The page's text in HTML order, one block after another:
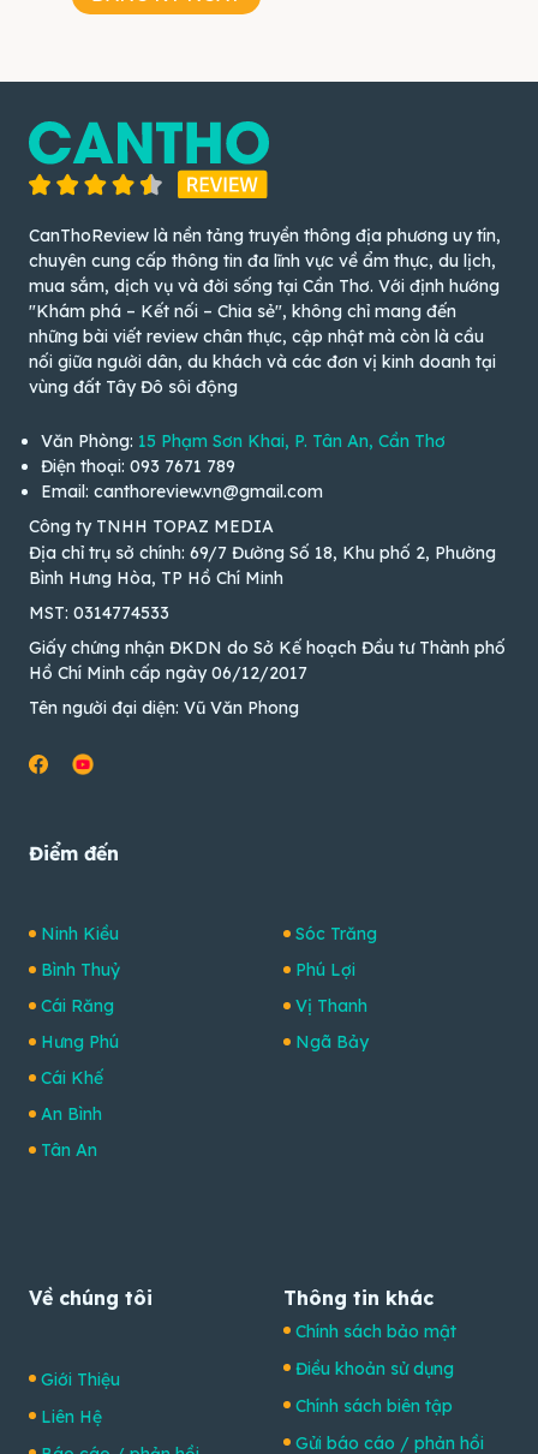
CanThoReview là nền tảng truyền thông địa phương uy tín,
chuyên cung cấp thông tin đa lĩnh vực về ẩm thực, du lịch,
mua sắm, dịch vụ và đời sống tại Cần Thơ. Với định hướng
"Khám phá – Kết nối – Chia sẻ", không chỉ mang đến
những bài viết review chân thực, cập nhật mà còn là cầu
nối giữa người dân, du khách và các đơn vị kinh doanh tại
vùng đất Tây Đô sôi động
Văn Phòng: 15 Phạm Sơn Khai, P. Tân An, Cần Thơ
Điện thoại: 093 7671 789
Email: canthoreview.vn@gmail.com
Công ty TNHH TOPAZ MEDIA
Địa chỉ trụ sở chính: 69/7 Đường Số 18, Khu phố 2, Phường
Bình Hưng Hòa, TP Hồ Chí Minh
MST: 0314774533
Giấy chứng nhận ĐKDN do Sở Kế hoạch Đầu tư Thành phố
Hồ Chí Minh cấp ngày 06/12/2017
Tên người đại diện: Vũ Văn Phong
Điểm đến
Ninh Kiều
Bình Thuỷ
Cái Răng
Hưng Phú
Cái Khế
An Bình
Tân An
Sóc Trăng
Phú Lợi
Vị Thanh
Ngã Bảy
Về chúng tôi
Giới Thiệu
Liên Hệ
Thông tin khác
Chính sách bảo mật
Điều khoản sử dụng
Chính sách biên tập
Gửi báo cáo / phản hồi